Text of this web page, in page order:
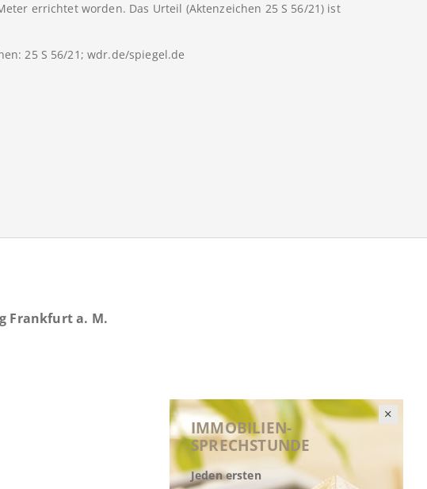
errichtet worden. Das Urteil (Aktenzeichen 25 S 56/21) ist
25 S 56/21; wdr.de/spiegel.de
IMMOBILIEN-
SPRECHSTUNDE
Jeden ersten
Frankfurt a. M.